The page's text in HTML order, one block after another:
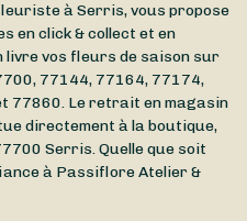
à Serris, vous propose
en click & collect et en
livre vos fleurs de saison sur
77144, 77164, 77174,
77860. Le retrait en magasin
directement à la boutique,
Serris. Quelle que soit
à Passiflore Atelier &